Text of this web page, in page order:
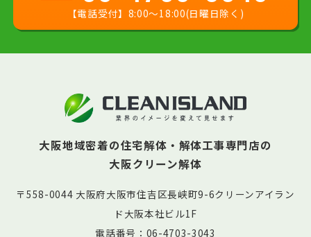
【電話受付】8:00〜18:00(日曜日除く)
大阪地域密着の住宅解体・解体工事専門店の
大阪クリーン解体
〒558-0044 大阪府大阪市住吉区長峡町9-6クリーンアイラン
ド大阪本社ビル1F
電話番号：06-4703-3043